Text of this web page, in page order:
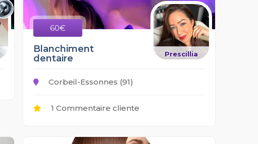
60€
Prescillia
Blanchiment
dentaire
Corbeil-Essonnes (91)
1 Commentaire cliente